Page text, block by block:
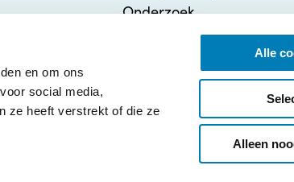
en om ons
social media,
ze heeft verstrekt of die ze
Alle
Alleen
Onderzoek
Gezondheid / Ziekte
Ouderschap